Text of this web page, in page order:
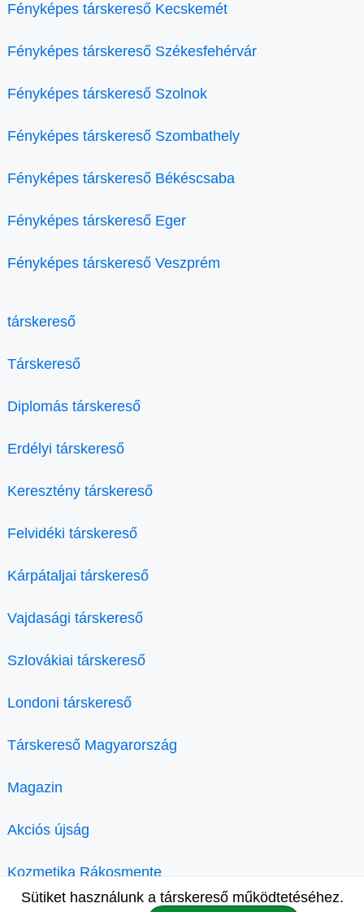
Fényképes társkereső Kecskemét
Fényképes társkereső Székesfehérvár
Fényképes társkereső Szolnok
Fényképes társkereső Szombathely
Fényképes társkereső Békéscsaba
Fényképes társkereső Eger
Fényképes társkereső Veszprém
társkereső
Társkereső
Diplomás társkereső
Erdélyi társkereső
Keresztény társkereső
Felvidéki társkereső
Kárpátaljai társkereső
Vajdasági társkereső
Szlovákiai társkereső
Londoni társkereső
Társkereső Magyarország
Magazin
Akciós újság
Kozmetika Rákosmente
Sütiket használunk a társkereső működtetéséhez.